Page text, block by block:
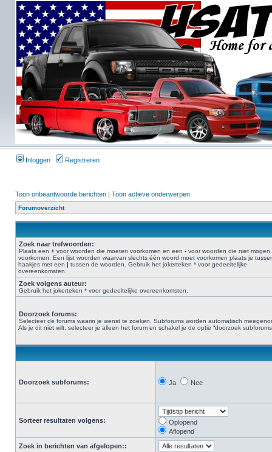
Inloggen Registreren
Toon onbeantwoorde berichten | Toon actieve onderwerpen
Forumoverzicht
Zoek naar trefwoorden:
Plaats een + voor woorden die moeten voorkomen en een - voor woorden die niet mogen
voorkomen. Een lijst woorden waarvan slechts één woord moet voorkomen plaats je
haakjes met een | tussen de woorden. Gebruik het jokerteken * voor gedeeltelijke
overeenkomsten.
Zoek volgens auteur:
Gebruik het jokerteken * voor gedeeltelijke overeenkomsten.
Doorzoek forums:
Selecteer de forums waarin je wenst te zoeken. Subforums worden automatisch
Als je dit niet wilt, selecteer je alleen het forum en schakel je de optie “doorzoek
Doorzoek subforums: Ja Nee
Sorteer resultaten volgens:
Oplopend
Aflopend
Zoek in berichten van afgelopen::